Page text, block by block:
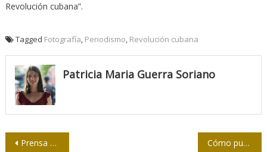
Revolución cubana”.
Tagged Fotografía, Periodismo, Revolución cubana
Patricia Maria Guerra Soriano
Navegación
Prensa pública: la gestión en la «probeta» Cómo puede Estados Unidos perder la nueva guerra fría